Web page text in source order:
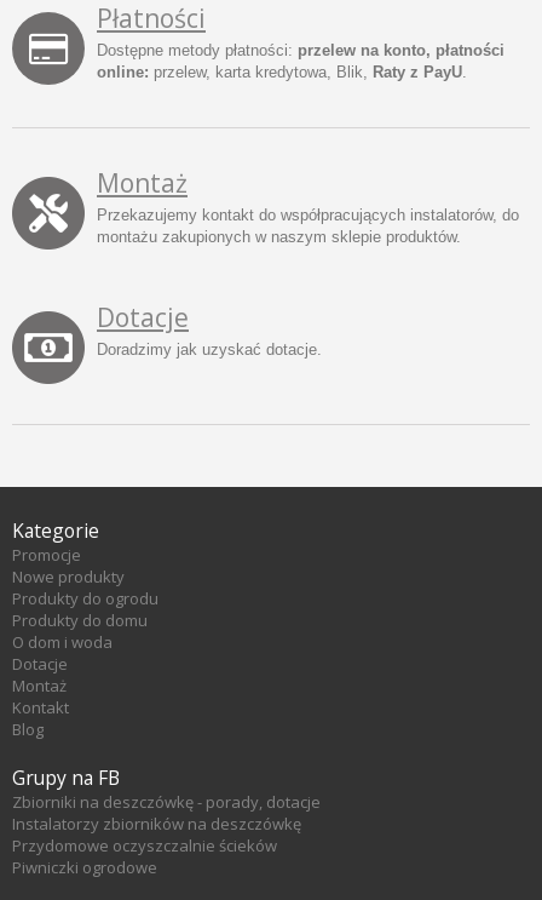
Płatności
Dostępne metody płatności: przelew na konto, płatności
online: przelew, karta kredytowa, Blik, Raty z PayU.
Montaż
Przekazujemy kontakt do współpracujących instalatorów, do
montażu zakupionych w naszym sklepie produktów.
Dotacje
Doradzimy jak uzyskać dotacje.
Kategorie
Promocje
Nowe produkty
Produkty do ogrodu
Produkty do domu
O dom i woda
Dotacje
Montaż
Kontakt
Blog
Grupy na FB
Zbiorniki na deszczówkę - porady, dotacje
Instalatorzy zbiorników na deszczówkę
Przydomowe oczyszczalnie ścieków
Piwniczki ogrodowe